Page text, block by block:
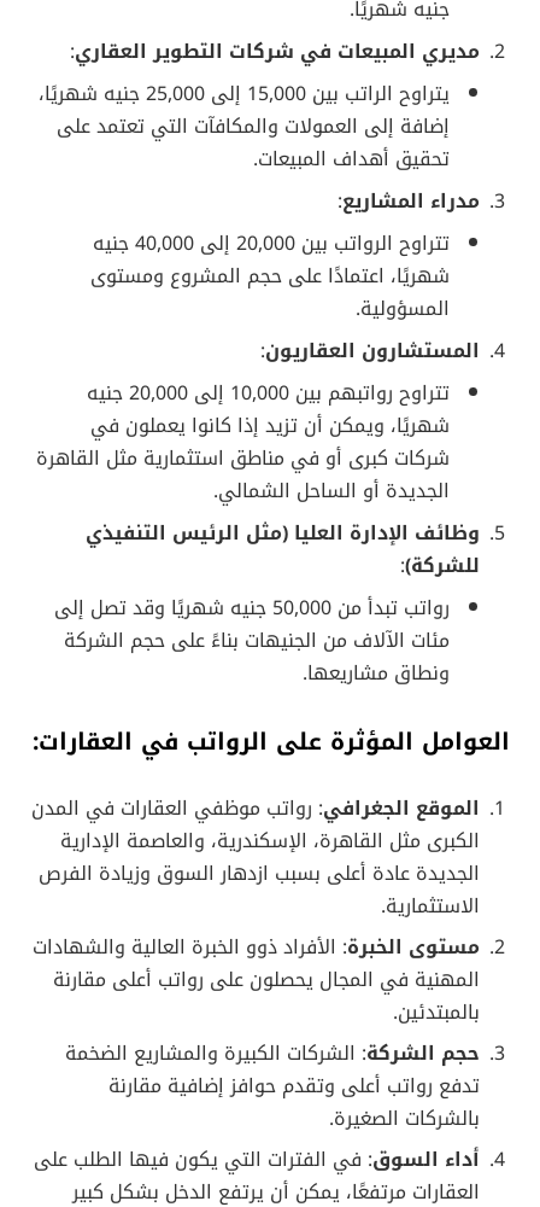
جنيه شهريًا.
مديري المبيعات في شركات التطوير العقاري:
يتراوح الراتب بين 15,000 إلى 25,000 جنيه شهريًا،
إضافة إلى العمولات والمكافآت التي تعتمد على
تحقيق أهداف المبيعات.
مدراء المشاريع:
تتراوح الرواتب بين 20,000 إلى 40,000 جنيه
شهريًا، اعتمادًا على حجم المشروع ومستوى
المسؤولية.
المستشارون العقاريون:
تتراوح رواتبهم بين 10,000 إلى 20,000 جنيه
شهريًا، ويمكن أن تزيد إذا كانوا يعملون في
شركات كبرى أو في مناطق استثمارية مثل القاهرة
الجديدة أو الساحل الشمالي.
وظائف الإدارة العليا (مثل الرئيس التنفيذي
للشركة):
رواتب تبدأ من 50,000 جنيه شهريًا وقد تصل إلى
مئات الآلاف من الجنيهات بناءً على حجم الشركة
ونطاق مشاريعها.
العوامل المؤثرة على الرواتب في العقارات:
الموقع الجغرافي: رواتب موظفي العقارات في المدن
الكبرى مثل القاهرة، الإسكندرية، والعاصمة الإدارية
الجديدة عادة أعلى بسبب ازدهار السوق وزيادة الفرص
الاستثمارية.
مستوى الخبرة: الأفراد ذوو الخبرة العالية والشهادات
المهنية في المجال يحصلون على رواتب أعلى مقارنة
بالمبتدئين.
حجم الشركة: الشركات الكبيرة والمشاريع الضخمة
تدفع رواتب أعلى وتقدم حوافز إضافية مقارنة
بالشركات الصغيرة.
أداء السوق: في الفترات التي يكون فيها الطلب على
العقارات مرتفعًا، يمكن أن يرتفع الدخل بشكل كبير